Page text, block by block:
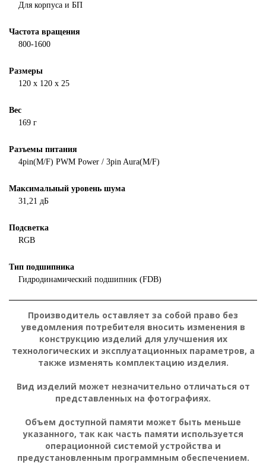
Для корпуса и БП
Частота вращения
800-1600
Размеры
120 х 120 х 25
Вес
169 г
Разъемы питания
4pin(M/F) PWM Power / 3pin Aura(M/F)
Максимальный уровень шума
31,21 дБ
Подсветка
RGB
Тип подшипника
Гидродинамический подшипник (FDB)
Производитель оставляет за собой право без
уведомления потребителя вносить изменения в
конструкцию изделий для улучшения их
технологических и эксплуатационных параметров, а
также изменять комплектацию изделия.
Вид изделий может незначительно отличаться от
представленных на фотографиях.
Объем доступной памяти может быть меньше
указанного, так как часть памяти используется
операционной системой устройства и
предустановленным программным обеспечением.